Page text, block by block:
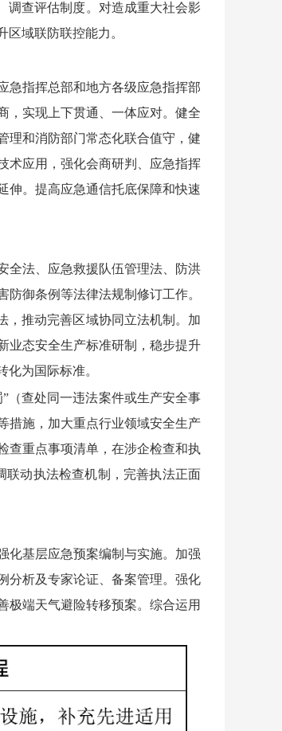
调查评估制度。对造成重大社会影
域联防联控能力。
急指挥总部和地方各级应急指挥部
，实现上下贯通、一体应对。健全
理和消防部门常态化联合值守，健
术应用，强化会商研判、应急指挥
伸。提高应急通信托底保障和快速
全法、应急救援队伍管理法、防洪
御条例等法律法规制修订工作。
，推动完善区域协同立法机制。加
业态安全生产标准研制，稳步提升
为国际标准。
（查处同一违法案件或生产安全事
措施，加大重点行业领域安全生产
查重点事项清单，在涉企检查和执
联动执法检查机制，完善执法正面
化基层应急预案编制与实施。加强
分析及专家论证、备案管理。强化
极端天气避险转移预案。综合运用